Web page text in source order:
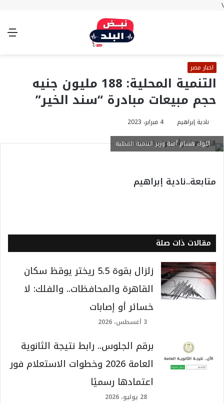
\
الوضع
اخبار مصر
التنمية المحلية: 188 مليون جنيه
حجم مبيعات مبادرة “سند الخير”
نادية إبراهيم
4 فبراير، 2023
اللواء هشام أمنة وزير التنمية المحلية
متابعة..نادية إبراهيم
مقالات ذات صلة
زلزال بقوة 5.5 ريختر يوقظ سكان
القاهرة والمحافظات.. والفلك: لا
خسائر أو إصابات
3 أغسطس، 2026
برقم الجلوس.. رابط نتيجة الثانوية
العامة 2026 وخطوات الاستعلام فور
اعتمادها رسميًا
28 يوليو، 2026